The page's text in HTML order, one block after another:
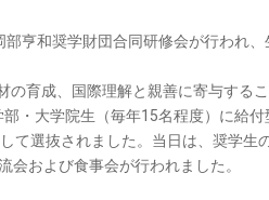
健康科学部
亨和奨学財団合同研修会が行われ
育成、国際理解と親善に寄与する
・大学院生（毎年15名程度）に給付
て選抜されました。当日は、奨学生
および食事会が行われました。